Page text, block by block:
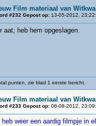
Film materiaal van
#232 Gepost op: 13-05-2012,
aat; heb hem opgeslagen.
punten, zie blad 1 eerste bericht.
Film materiaal van
#233 Gepost op: 08-08-2012,
heb weer een aardig filmpje